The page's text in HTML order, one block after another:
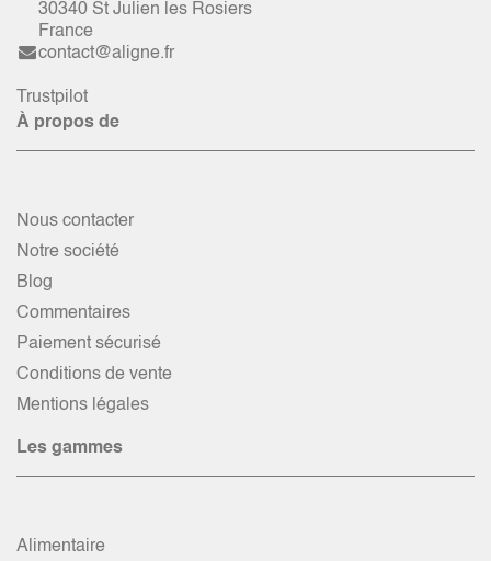
30340 St Julien les Rosiers
France
contact@aligne.fr
Trustpilot
À propos de
Nous contacter
Notre société
Blog
Commentaires
Paiement sécurisé
Conditions de vente
Mentions légales
Les gammes
Alimentaire